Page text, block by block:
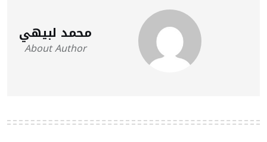
محمد لبيهي
About Author